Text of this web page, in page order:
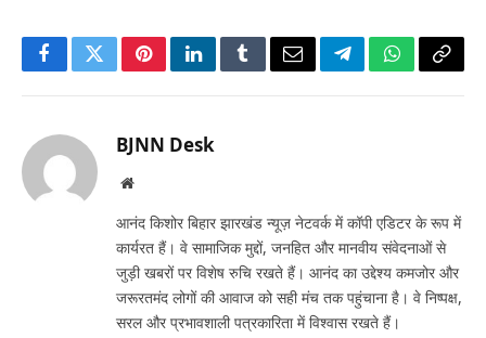
FacebookTwitterPinterestLinkedInTumblrEmailTelegramWhatsApp
Copy
BJNN Desk
Website
आनंद किशोर बिहार झारखंड न्यूज़ नेटवर्क में कॉपी एडिटर के रूप में
कार्यरत हैं। वे सामाजिक मुद्दों, जनहित और मानवीय संवेदनाओं से
जुड़ी खबरों पर विशेष रुचि रखते हैं। आनंद का उद्देश्य कमजोर और
जरूरतमंद लोगों की आवाज को सही मंच तक पहुंचाना है। वे निष्पक्ष,
सरल और प्रभावशाली पत्रकारिता में विश्वास रखते हैं।